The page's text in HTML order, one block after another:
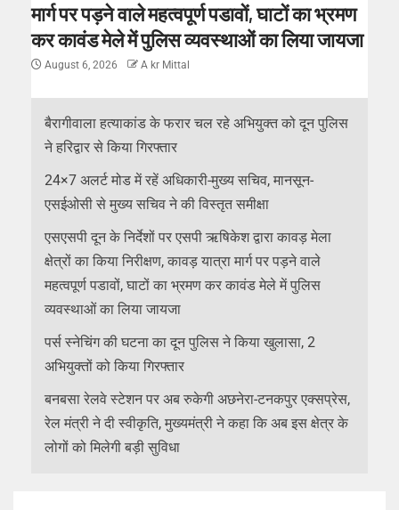
मार्ग पर पड़ने वाले महत्वपूर्ण पडावों, घाटों का भ्रमण
कर कावंड मेले में पुलिस व्यवस्थाओं का लिया जायजा
August 6, 2026 A kr Mittal
बैरागीवाला हत्याकांड के फरार चल रहे अभियुक्त को दून पुलिस
ने हरिद्वार से किया गिरफ्तार
24×7 अलर्ट मोड में रहें अधिकारी-मुख्य सचिव, मानसून-
एसईओसी से मुख्य सचिव ने की विस्तृत समीक्षा
एसएसपी दून के निर्देशों पर एसपी ऋषिकेश द्वारा कावड़ मेला
क्षेत्रों का किया निरीक्षण, कावड़ यात्रा मार्ग पर पड़ने वाले
महत्वपूर्ण पडावों, घाटों का भ्रमण कर कावंड मेले में पुलिस
व्यवस्थाओं का लिया जायजा
पर्स स्नेचिंग की घटना का दून पुलिस ने किया खुलासा, 2
अभियुक्तों को किया गिरफ्तार
बनबसा रेलवे स्टेशन पर अब रुकेगी अछनेरा-टनकपुर एक्सप्रेस,
रेल मंत्री ने दी स्वीकृति, मुख्यमंत्री ने कहा कि अब इस क्षेत्र के
लोगों को मिलेगी बड़ी सुविधा